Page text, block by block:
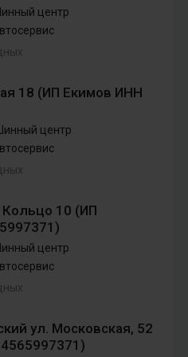
центр
18 (ИП Екимов ИНН
Шинный центр
Кольцо 10 (ИП
центр
ул. Московская, 52